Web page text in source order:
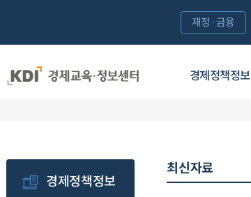
경제정책정보
재정·금융
경제정책정보
최신자료